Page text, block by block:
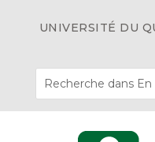
UNIVERSITÉ DU